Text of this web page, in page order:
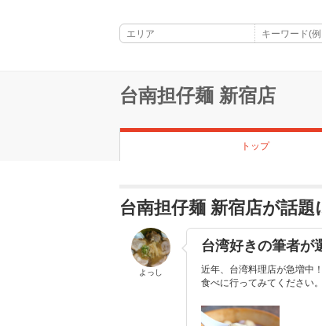
台南担仔麺 新宿店
トップ
台南担仔麺 新宿店が話
よっし
台湾好きの筆者が
近年、台湾料理店が急増中
食べに行ってみてください